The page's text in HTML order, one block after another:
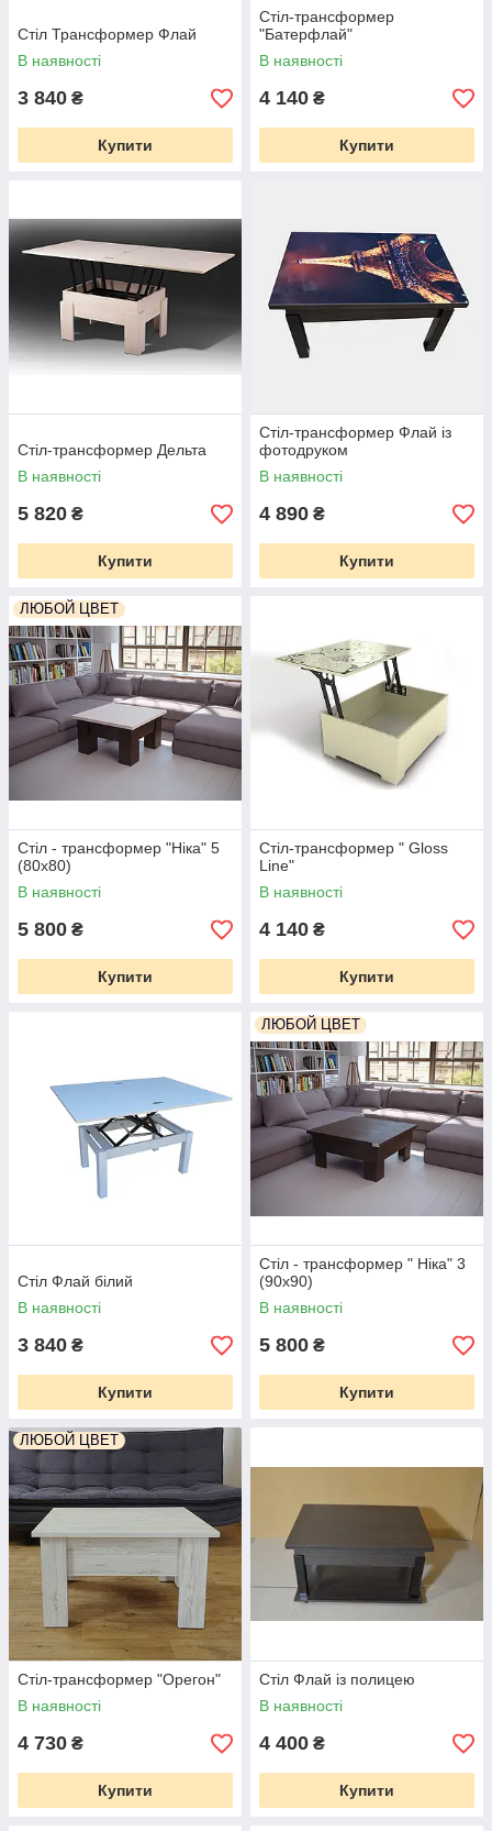
Стіл Трансформер Флай
В наявності
3 840 ₴
Купити
Стіл-трансформер
"Батерфлай"
В наявності
4 140 ₴
Купити
Стіл-трансформер Дельта
В наявності
5 820 ₴
Купити
Стіл-трансформер Флай із
фотодруком
В наявності
4 890 ₴
Купити
ЛЮБОЙ ЦВЕТ
Стіл - трансформер "Ніка" 5
(80х80)
В наявності
5 800 ₴
Купити
Стіл-трансформер " Gloss
Line"
В наявності
4 140 ₴
Купити
Стіл Флай білий
В наявності
3 840 ₴
Купити
ЛЮБОЙ ЦВЕТ
Стіл - трансформер " Ніка" 3
(90х90)
В наявності
5 800 ₴
Купити
ЛЮБОЙ ЦВЕТ
Стіл-трансформер "Орегон"
В наявності
4 730 ₴
Купити
Стіл Флай із полицею
В наявності
4 400 ₴
Купити